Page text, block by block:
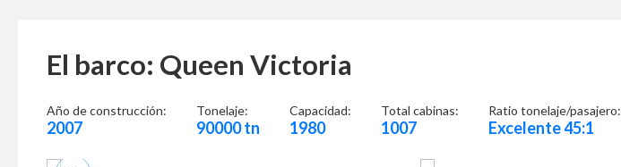
El barco: Queen Victoria
Año de construcción:
2007
Tonelaje:
90000 tn
Capacidad:
1980
Total cabinas:
1007
Ratio tonelaje/pasajero:
Excelente 45:1